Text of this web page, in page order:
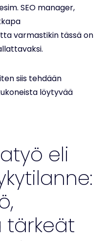
SEO manager,
varmastikin tässä on
siis tehdään
löytyvää
eli
tärkeät